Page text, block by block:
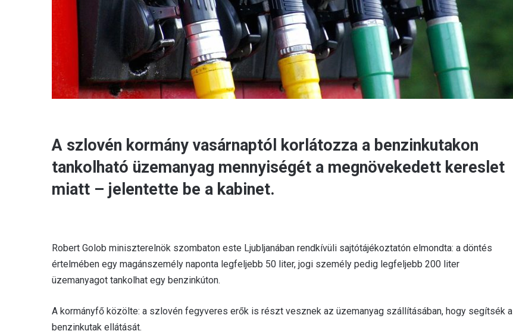
A szlovén kormány vasárnaptól korlátozza a benzinkutakon
tankolható üzemanyag mennyiségét a megnövekedett kereslet
miatt – jelentette be a kabinet.
Robert Golob miniszterelnök szombaton este Ljubljanában rendkívüli sajtótájékoztatón elmondta: a döntés
értelmében egy magánszemély naponta legfeljebb 50 liter, jogi személy pedig legfeljebb 200 liter
üzemanyagot tankolhat egy benzinkúton.
A kormányfő közölte: a szlovén fegyveres erők is részt vesznek az üzemanyag szállításában, hogy segítsék a
benzinkutak ellátását.